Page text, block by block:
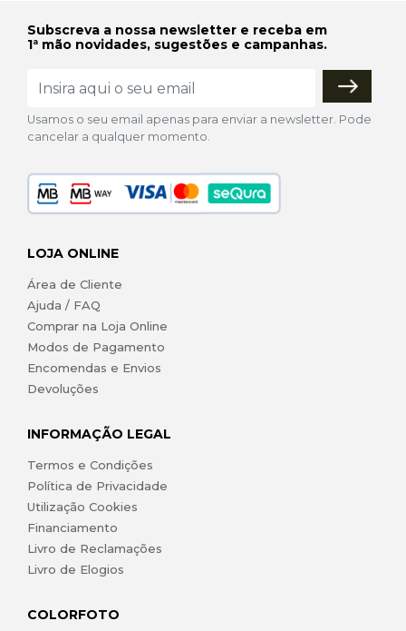
Subscreva a nossa newsletter e receba em
1ª mão novidades, sugestões e campanhas.
Usamos o seu email apenas para enviar a newsletter. Pode
cancelar a qualquer momento.
LOJA ONLINE
Área de Cliente
Ajuda / FAQ
Comprar na Loja Online
Modos de Pagamento
Encomendas e Envios
Devoluções
INFORMAÇÃO LEGAL
Termos e Condições
Política de Privacidade
Utilização Cookies
Financiamento
Livro de Reclamações
Livro de Elogios
COLORFOTO